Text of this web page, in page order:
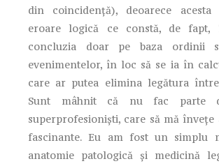
din coincidență), deoarece
eroare logică ce constă, de fapt,
concluzia doar pe baza ordinii
evenimentelor, în loc să se ia în
care ar putea elimina legătura
Sunt mâhnit că nu fac parte
superprofesioniști, care să mă
fascinante. Eu am fost un simplu
anatomie patologică și medicină